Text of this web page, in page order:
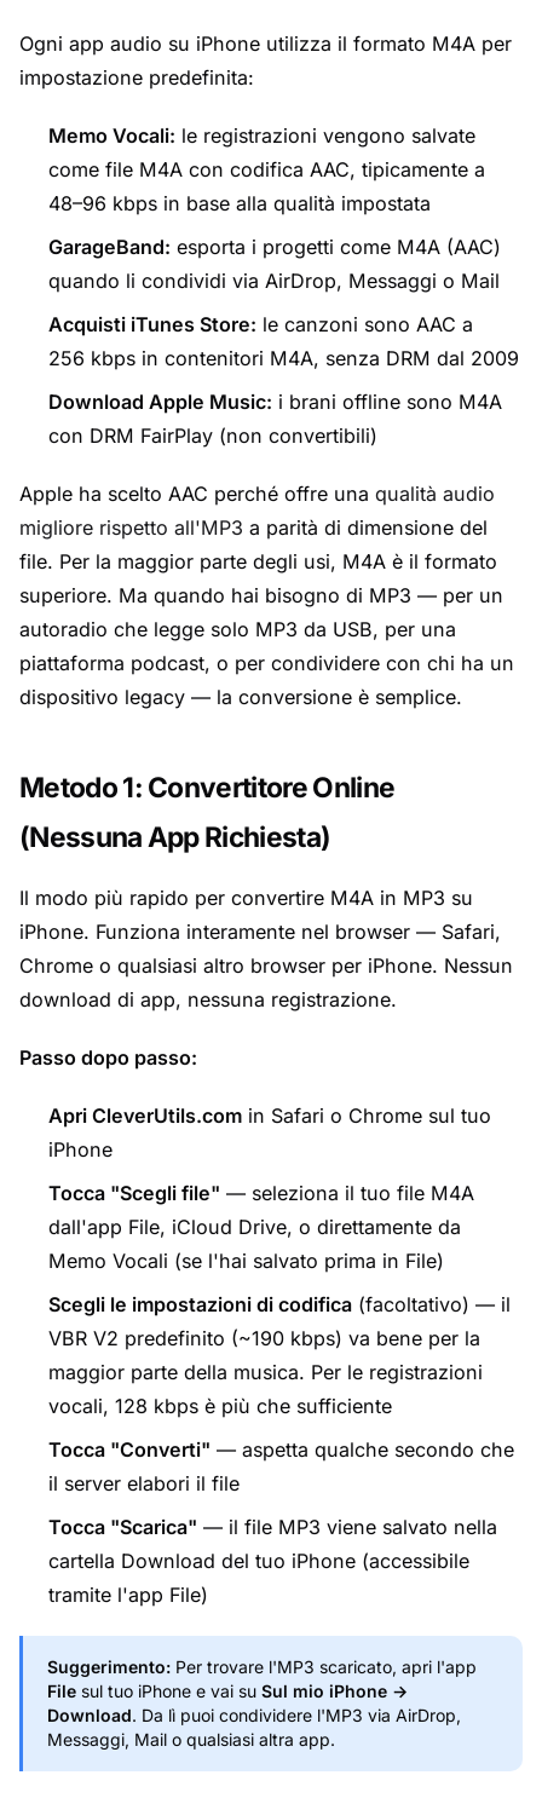
Ogni app audio su iPhone utilizza il formato M4A per
impostazione predefinita:
Memo Vocali: le registrazioni vengono salvate
come file M4A con codifica AAC, tipicamente a
48–96 kbps in base alla qualità impostata
GarageBand: esporta i progetti come M4A (AAC)
quando li condividi via AirDrop, Messaggi o Mail
Acquisti iTunes Store: le canzoni sono AAC a
256 kbps in contenitori M4A, senza DRM dal 2009
Download Apple Music: i brani offline sono M4A
con DRM FairPlay (non convertibili)
Apple ha scelto AAC perché offre una qualità audio
migliore rispetto all'MP3 a parità di dimensione del
file. Per la maggior parte degli usi, M4A è il formato
superiore. Ma quando hai bisogno di MP3 — per un
autoradio che legge solo MP3 da USB, per una
piattaforma podcast, o per condividere con chi ha un
dispositivo legacy — la conversione è semplice.
Metodo 1: Convertitore Online
(Nessuna App Richiesta)
Il modo più rapido per convertire M4A in MP3 su
iPhone. Funziona interamente nel browser — Safari,
Chrome o qualsiasi altro browser per iPhone. Nessun
download di app, nessuna registrazione.
Passo dopo passo:
Apri CleverUtils.com in Safari o Chrome sul tuo
iPhone
Tocca "Scegli file" — seleziona il tuo file M4A
dall'app File, iCloud Drive, o direttamente da
Memo Vocali (se l'hai salvato prima in File)
Scegli le impostazioni di codifica (facoltativo) — il
VBR V2 predefinito (~190 kbps) va bene per la
maggior parte della musica. Per le registrazioni
vocali, 128 kbps è più che sufficiente
Tocca "Converti" — aspetta qualche secondo che
il server elabori il file
Tocca "Scarica" — il file MP3 viene salvato nella
cartella Download del tuo iPhone (accessibile
tramite l'app File)
Suggerimento: Per trovare l'MP3 scaricato, apri l'app
File sul tuo iPhone e vai su Sul mio iPhone →
Download. Da lì puoi condividere l'MP3 via AirDrop,
Messaggi, Mail o qualsiasi altra app.